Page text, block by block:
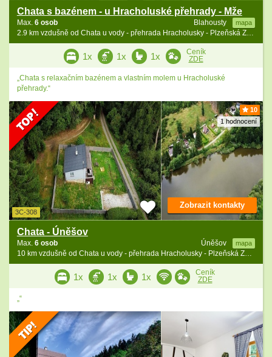
Chata s bazénem - u Hracholuské přehrady - Mže
Blahousty mapa
Max. 6 osob
2.9 km vzdušně od Chata u vody - přehrada Hracholusky - Plzeňská ZOO
1x 1x 1x
Ceník
ZDE
„Chata s relaxačním bazénem a vlastním molem u Hracholuské
přehrady.“
10
1 hodnocení
3C-308
Chata - Úněšov
Úněšov mapa
Max. 6 osob
10 km vzdušně od Chata u vody - přehrada Hracholusky - Plzeňská ZOO
Zobrazit kontakty
1x 1x 1x
Ceník
ZDE
„“